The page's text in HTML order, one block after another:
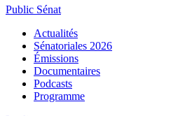
Public Sénat
Actualités
Sénatoriales 2026
Émissions
Documentaires
Podcasts
Programme